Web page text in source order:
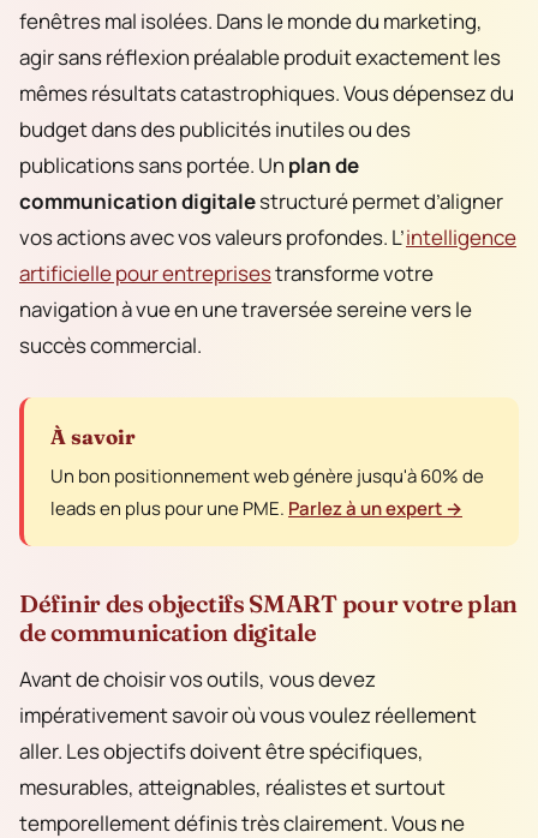
fenêtres mal isolées. Dans le monde du marketing,
agir sans réflexion préalable produit exactement les
mêmes résultats catastrophiques. Vous dépensez du
budget dans des publicités inutiles ou des
publications sans portée. Un plan de
communication digitalestructuré permet d’aligner
vos actions avec vos valeurs profondes. L’intelligence
artificielle pour entreprisestransforme votre
navigation à vue en une traversée sereine vers le
succès commercial.
À savoir
Un bon positionnement web génère jusqu'à 60% de
leads en plus pour une PME. Parlez à un expert →
Définir des objectifs SMART pour votre plan
de communication digitale
Avant de choisir vos outils, vous devez
impérativement savoir où vous voulez réellement
aller. Les objectifs doivent être spécifiques,
mesurables, atteignables, réalistes et surtout
temporellement définis très clairement. Vous ne